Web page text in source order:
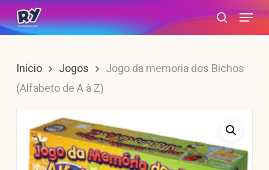
Skip
to
content
search
Menu
Início Jogos
Jogo da memoria dos Bichos
(Alfabeto de A à Z)